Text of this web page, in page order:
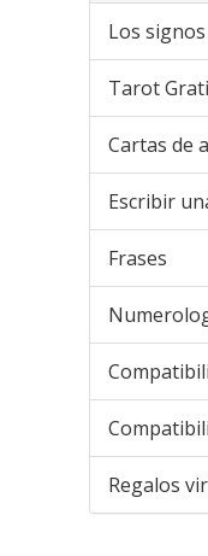
Los
Tarot
Cartas de
Escribir
Frases
Regalos